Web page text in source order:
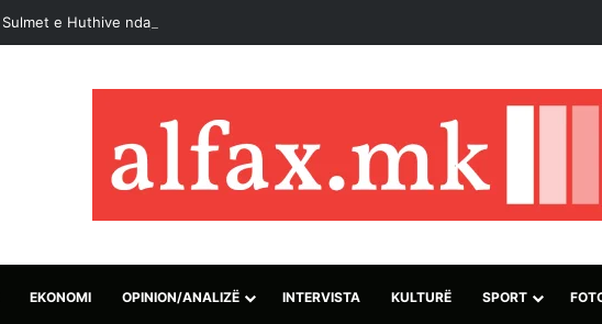
Sulmet e Huthive ndaj forcave qeveritare në Jemen lënë të paktën 30 të vrarë
EKONOMI OPINION/ANALIZË INTERVISTA KULTURË SPORT